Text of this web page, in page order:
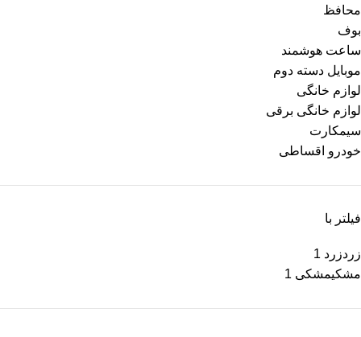
محافظ
بوف
ساعت هوشمند
موبایل دسته دوم
لوازم خانگی
لوازم خانگی برقی
سیمکارت
خودرو اقساطی
فیلتر با
زردزرد 1
مشکیمشکی 1